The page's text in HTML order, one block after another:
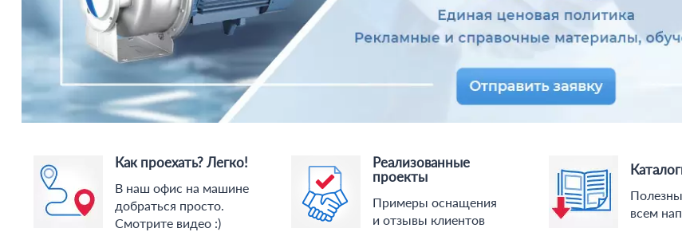
Как проехать? Легко!
В наш офис на машине
добраться просто.
Смотрите видео :)
Реализованные
проекты
Примеры оснащения
и отзывы клиентов
всем